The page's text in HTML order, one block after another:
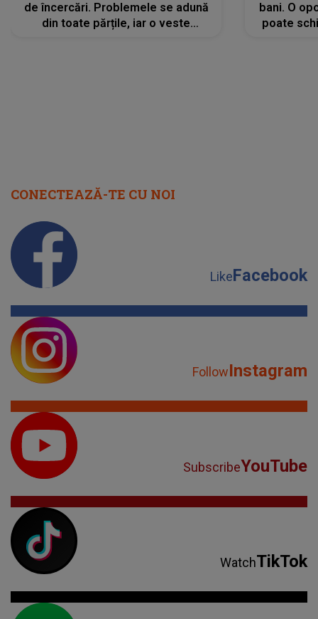
de încercări. Problemele se adună
din toate părțile, iar o veste
bani. O
poate
CONECTEAZĂ-TE CU NOI
LikeFacebook
FollowInstagram
SubscribeYouTube
WatchTikTok